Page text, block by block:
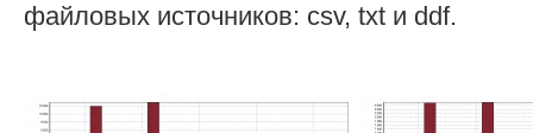
файловых источников: csv, txt и ddf.